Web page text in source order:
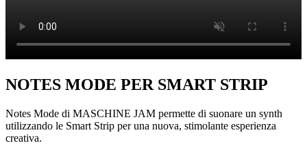
NOTES MODE PER SMART STRIP
Notes Mode di MASCHINE JAM permette di suonare un synth
utilizzando le Smart Strip per una nuova, stimolante esperienza
creativa.